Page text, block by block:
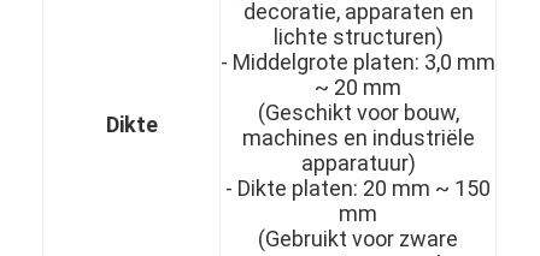
Dikte
decoratie, apparaten en
lichte structuren)
- Middelgrote platen: 3,0 mm
~ 20 mm
(Geschikt voor bouw,
machines en industriële
apparatuur)
- Dikte platen: 20 mm ~ 150
mm
(Gebruikt voor zware